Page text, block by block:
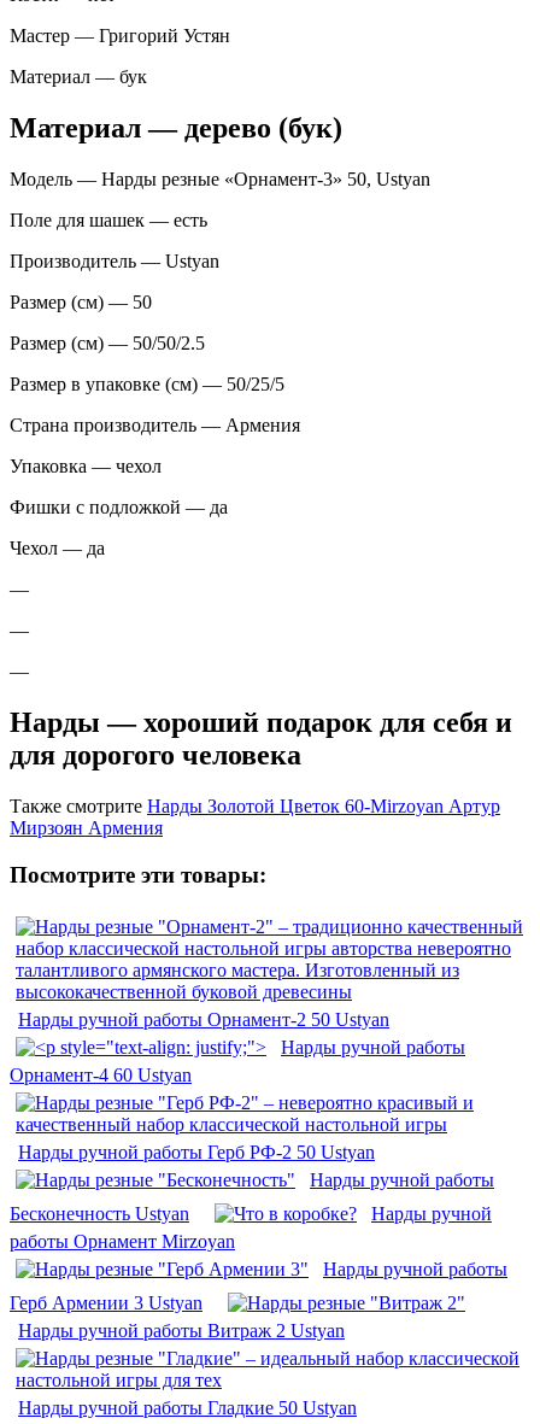
Мастер — Григорий Устян
Материал — бук
Материал — дерево (бук)
Модель — Нарды резные «Орнамент-3» 50, Ustyan
Поле для шашек — есть
Производитель — Ustyan
Размер (см) — 50
Размер (см) — 50/50/2.5
Размер в упаковке (см) — 50/25/5
Страна производитель — Армения
Упаковка — чехол
Фишки с подложкой — да
Чехол — да
—
—
—
Нарды — хороший подарок для себя и
для дорогого человека
Также смотрите Нарды Золотой Цветок 60-Mirzoyan Артур
Мирзоян Армения
Посмотрите эти товары:
Нарды ручной работы Орнамент-2 50 Ustyan
Нарды ручной работы
Орнамент-4 60 Ustyan
Нарды ручной работы Герб РФ-2 50 Ustyan
Нарды ручной работы
Бесконечность Ustyan
Нарды ручной
работы Орнамент Mirzoyan
Нарды ручной работы
Герб Армении 3 Ustyan
Нарды ручной работы Витраж 2 Ustyan
Нарды ручной работы Гладкие 50 Ustyan